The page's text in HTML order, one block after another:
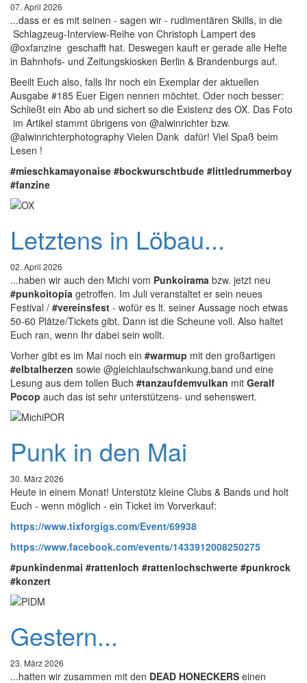
07. April 2026
...dass er es mit seinen - sagen wir - rudimentären Skills, in die
Schlagzeug-Interview-Reihe von Christoph Lampert des
@oxfanzine geschafft hat. Deswegen kauft er gerade alle Hefte
in Bahnhofs- und Zeitungskiosken Berlin & Brandenburgs auf.
Beeilt Euch also, falls Ihr noch ein Exemplar der aktuellen
Ausgabe #185 Euer Eigen nennen möchtet. Oder noch besser:
Schließt ein Abo ab und sichert so die Existenz des OX. Das Foto
im Artikel stammt übrigens von @alwinrichter bzw.
@alwinrichterphotography Vielen Dank dafür! Viel Spaß beim
Lesen !
#mieschkamayonaise #bockwurschtbude #littledrummerboy
#fanzine
Letztens in Löbau...
02. April 2026
...haben wir auch den Michi vom Punkoirama bzw. jetzt neu
#punkoitopia getroffen. Im Juli veranstaltet er sein neues
Festival / #vereinsfest - wofür es lt. seiner Aussage noch etwas
50-60 Plätze/Tickets gibt. Dann ist die Scheune voll. Also haltet
Euch ran, wenn Ihr dabei sein wollt.
Vorher gibt es im Mai noch ein #warmup mit den großartigen
#elbtalherzen sowie @gleichlaufschwankung.band und eine
Lesung aus dem tollen Buch #tanzaufdemvulkan mit Geralf
Pocop auch das ist sehr unterstützens- und sehenswert.
Punk in den Mai
30. März 2026
Heute in einem Monat! Unterstütz kleine Clubs & Bands und holt
Euch - wenn möglich - ein Ticket im Vorverkauf:
https://www.tixforgigs.com/Event/69938
https://www.facebook.com/events/1433912008250275
#punkindenmai #rattenloch #rattenlochschwerte #punkrock
#konzert
Gestern...
23. März 2026
...hatten wir zusammen mit den DEAD HONECKERS einen